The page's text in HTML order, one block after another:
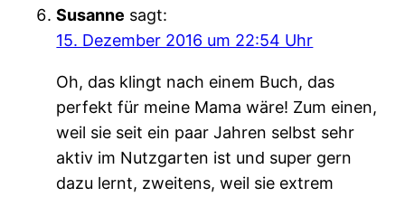
Susanne sagt:
15. Dezember 2016 um 22:54 Uhr
Oh, das klingt nach einem Buch, das
perfekt für meine Mama wäre! Zum einen,
weil sie seit ein paar Jahren selbst sehr
aktiv im Nutzgarten ist und super gern
dazu lernt, zweitens, weil sie extrem